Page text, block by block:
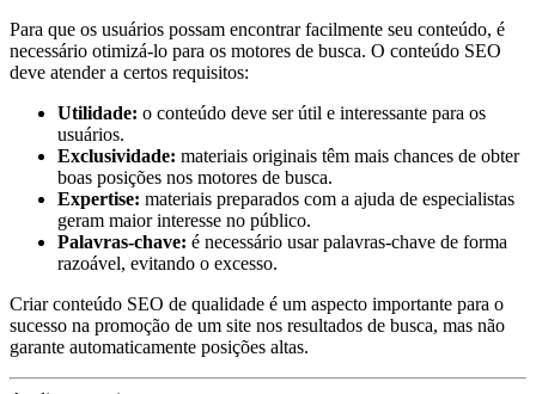
Para que os usuários possam encontrar facilmente seu conteúdo, é
necessário otimizá-lo para os motores de busca. O conteúdo SEO
deve atender a certos requisitos:
Utilidade: o conteúdo deve ser útil e interessante para os
usuários.
Exclusividade: materiais originais têm mais chances de obter
boas posições nos motores de busca.
Expertise: materiais preparados com a ajuda de especialistas
geram maior interesse no público.
Palavras-chave: é necessário usar palavras-chave de forma
razoável, evitando o excesso.
Criar conteúdo SEO de qualidade é um aspecto importante para o
sucesso na promoção de um site nos resultados de busca, mas não
garante automaticamente posições altas.